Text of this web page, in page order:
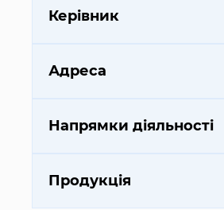
Керівник
Адреса
Напрямки діяльності
Продукція